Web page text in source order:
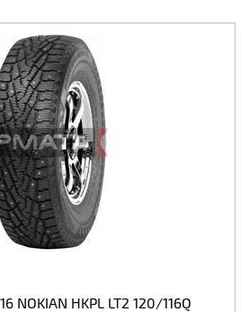
NOKIAN HKPL LT2 120/116Q